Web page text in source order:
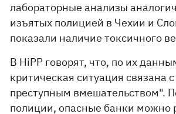
лабораторные анализы
изъятых полицией в Чехии и
показали наличие токсичного
В HiPP говорят, что, по их
критическая ситуация связана
преступным вмешательством".
полиции, опасные банки можно